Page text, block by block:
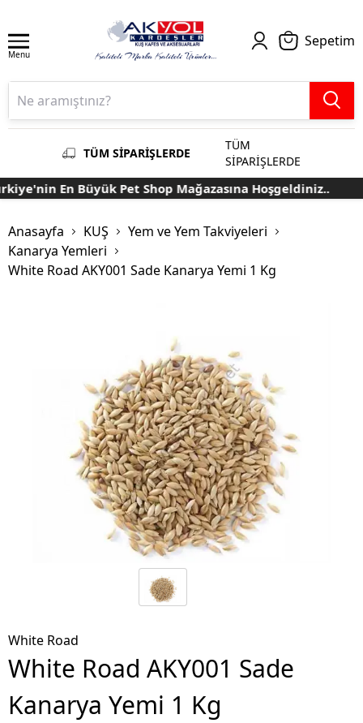
Menu
Sepetim
TÜM SİPARİŞLERDE
TÜM
SİPARİŞLERDE
En Büyük Pet Shop Mağazasına Hoşgeldiniz..
Anasayfa KUŞ
Yem ve Yem Takviyeleri
Kanarya Yemleri
White Road AKY001 Sade Kanarya Yemi 1 Kg
White Road
White Road AKY001 Sade
Kanarya Yemi 1 Kg